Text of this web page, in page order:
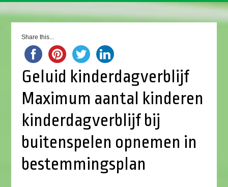
Share this...
Geluid kinderdagverblijf
Maximum aantal kinderen
kinderdagverblijf bij
buitenspelen opnemen in
bestemmingsplan